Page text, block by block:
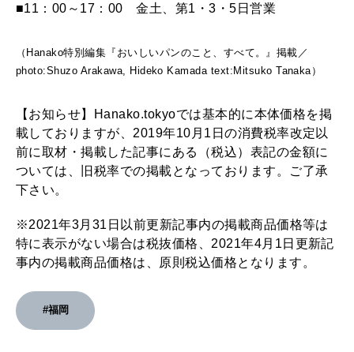
■11：00～17：00 金土、第1・3・5日営業
（Hanako特別編集『おいしいパンのこと、すべて。』掲載／
photo:Shuzo Arakawa, Hideko Kamada text:Mitsuko Tanaka）
【お知らせ】Hanako.tokyoでは基本的に本体価格を掲
載しておりますが、2019年10月1日の消費税率改定以
前に取材・掲載した記事にある（税込）表記の金額に
ついては、旧税率での掲載となっております。ご了承
下さい。
※2021年3月31日以前更新記事内の掲載商品価格等は
特に表示がない場合は税抜価格、2021年4月1日更新記
事内の掲載商品価格は、原則税込価格となります。
#福岡